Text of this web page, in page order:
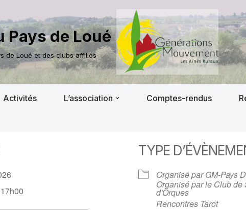
de Loué
de Loué et des clubs affiliés
Activités L’association Comptes-rendus
TYPE
Organisé par GM-Pays
Organisé par le Club de
d'Orques
Rencontres Tarot